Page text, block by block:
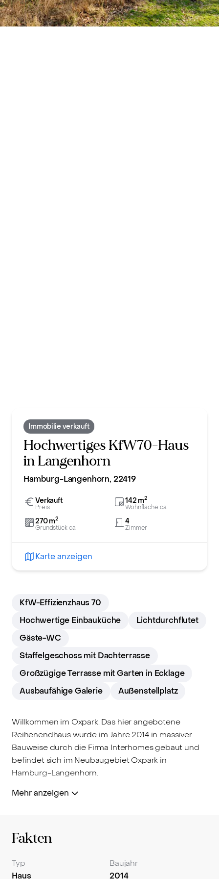
Immobilie verkauft
Hochwertiges KfW70-Haus
in Langenhorn
Hamburg-Langenhorn, 22419
Preis
Verkauft
Wohnfläche ca.
142 m2
Grundstück ca.
270m2
Zimmer
4
Karte anzeigen
KfW-Effizienzhaus 70
Hochwertige Einbauküche
Lichtdurchflutet
Gäste-WC
Staffelgeschoss mit Dachterrasse
Großzügige Terrasse mit Garten in Ecklage
Ausbaufähige Galerie
Außenstellplatz
Willkommen im Oxpark. Das hier angebotene
Reihenendhaus wurde im Jahre 2014 in massiver
Bauweise durch die Firma Interhomes gebaut und
befindet sich im Neubaugebiet Oxpark in
Hamburg-Langenhorn.
Auf insgesamt drei Etagen bietet Ihnen diese
großzügigen Wohnbereich. Rechts von Ihnen
befindet sich die offene und hochwertige Küche.
eigenen Garten mit Terrasse. Hier können Sie
Mehr anzeigen
Fakten
Typ
Haus
Baujahr
2014